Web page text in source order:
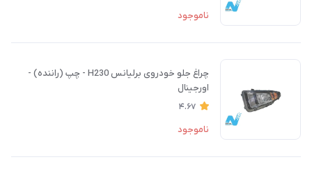
ناموجود
چراغ جلو خودروی برلیانس H230 - چپ (راننده) -
اورجینال
4.67
ناموجود